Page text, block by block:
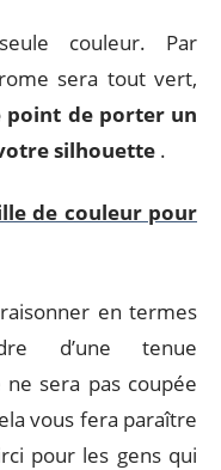
couleur. Par
sera tout vert,
point de porter un
silhouette .
de couleur pour
en termes
d’une tenue
sera pas coupée
vous fera paraître
pour les gens qui